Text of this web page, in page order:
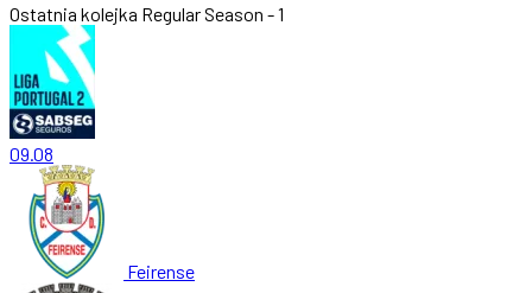
Ostatnia kolejka Regular Season - 1
09.08
Feirense